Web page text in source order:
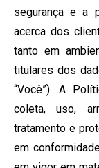
segurança e a
acerca dos
tanto em
titulares dos
“Você”). A
coleta, uso,
tratamento e
em